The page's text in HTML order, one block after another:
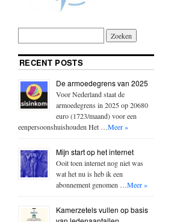
RECENT POSTS
De armoedegrens van 2025
Voor Nederland staat de
armoedegrens in 2025 op 20680
euro (1723/maand) voor een
eenpersoonshuishouden Het …Meer »
Mijn start op het internet
Ooit toen internet nog niet was
wat het nu is heb ik een
abonnement genomen …Meer »
Kamerzetels vullen op basis